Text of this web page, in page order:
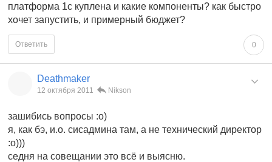
платформа 1с куплена и какие компоненты? как быстро
хочет запустить, и примерный бюджет?
0
Ответить
Deathmaker
12 октября 2011 Nikson
зашибись вопросы :о)
я, как бэ, и.о. сисадмина там, а не технический директор
:о)))
седня на совещании это всё и выясню.